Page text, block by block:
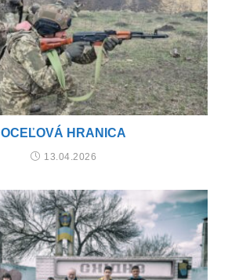
OCEĽOVÁ HRANICA
13.04.2026